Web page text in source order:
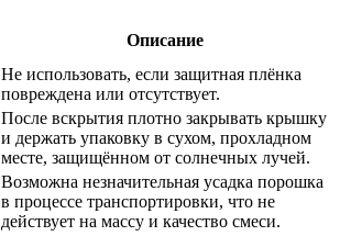
Описание
Не использовать, если защитная плёнка
повреждена или отсутствует.
После вскрытия плотно закрывать крышку
и держать упаковку в сухом, прохладном
месте, защищённом от солнечных лучей.
Возможна незначительная усадка порошка
в процессе транспортировки, что не
действует на массу и качество смеси.